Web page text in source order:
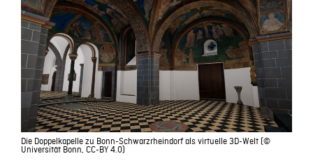
Die Doppelkapelle zu Bonn-Schwarzrheindorf als virtuelle 3D-Welt (©
Universität Bonn, CC-BY 4.0)